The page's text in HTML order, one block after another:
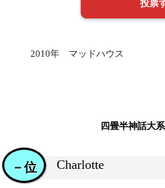
2010年 マッドハウス
四畳半神話大
Charlotte
－位